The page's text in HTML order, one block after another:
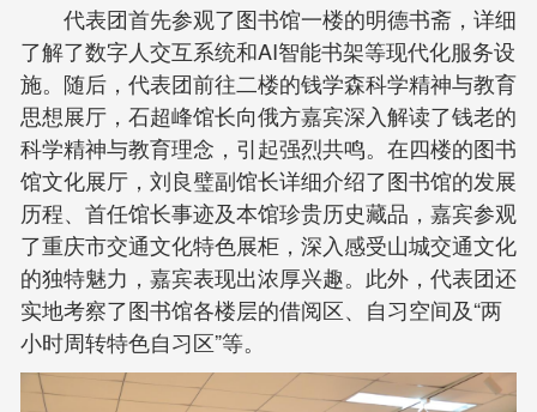
代表团首先参观了图书馆一楼的明德书斋，详细
了解了数字人交互系统和AI智能书架等现代化服务设
施。随后，代表团前往二楼的钱学森科学精神与教育
思想展厅，石超峰馆长向俄方嘉宾深入解读了钱老的
科学精神与教育理念，引起强烈共鸣。在四楼的图书
馆文化展厅，刘良璧副馆长详细介绍了图书馆的发展
历程、首任馆长事迹及本馆珍贵历史藏品，嘉宾参观
了重庆市交通文化特色展柜，深入感受山城交通文化
的独特魅力，嘉宾表现出浓厚兴趣。此外，代表团还
实地考察了图书馆各楼层的借阅区、自习空间及“两
小时周转特色自习区”等。